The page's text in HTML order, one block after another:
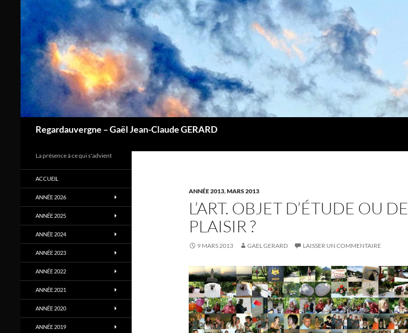
Regardauvergne – Gaël Jean-Claude GERARD
ANNÉE 2013,MARS 2013
L’ART. OBJET D’ÉTUDE OU DE
PLAISIR ?
9 MARS 2013 GAEL GERARD LAISSER UN COMMENTAIRE
La présence à ce qui s'advient
ACCUEIL
ANNÉE 2026
ANNÉE 2025
ANNÉE 2024
ANNÉE 2023
ANNÉE 2022
ANNÉE 2021
ANNÉE 2020
ANNÉE 2019